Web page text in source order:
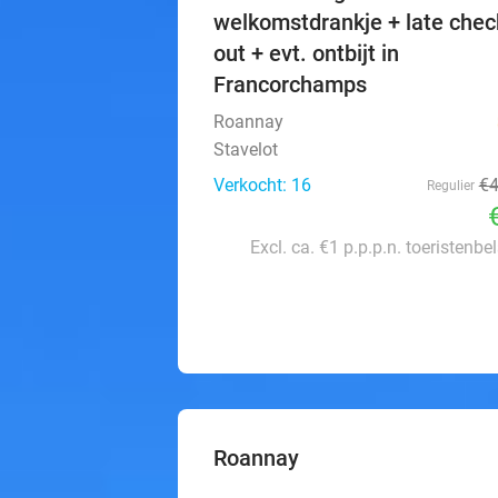
welkomstdrankje + late
out + evt. ontbijt in
Francorchamps
Roannay
Stavelot
Verkocht: 16
Regulier
Excl. ca. €1 p.p.p.n.
Roannay